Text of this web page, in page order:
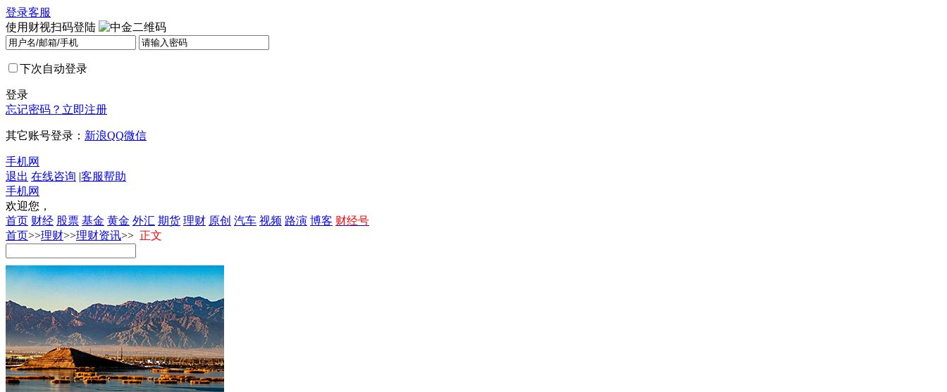
登录客服
使用财视扫码登陆
下次自动登录
登录
忘记密码？ 立即注册
其它账号登录： 新浪QQ微信
手机网
退出 在线咨询 |客服帮助
手机网
欢迎您，
首页 财经 股票 基金 黄金 外汇 期货 理财 原创 汽车 视频 路演 博客 财经号
首页>>理财>>理财资讯>> 正文